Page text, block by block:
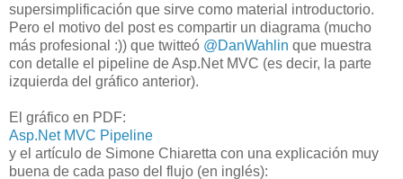
supersimplificación que sirve como material introductorio.
Pero el motivo del post es compartir un diagrama (mucho
más profesional :)) que twitteó @DanWahlin que muestra
con detalle el pipeline de Asp.Net MVC (es decir, la parte
izquierda del gráfico anterior).
El gráfico en PDF:
Asp.Net MVC Pipeline
y el artículo de Simone Chiaretta con una explicación muy
buena de cada paso del flujo (en inglés):